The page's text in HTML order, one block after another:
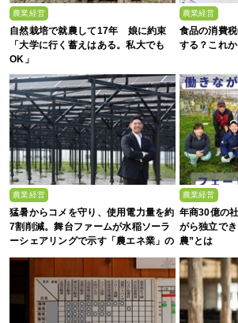
農業経営
自然栽培で就農して17年 娘に約束
「大学に行く蓄えはある。私大でも
OK」
農業経営
食品の消費
する？これ
農業経営
猛暑からコメを守り、使用電力量を約
7割削減。舞台ファームが水稲ソーラ
ーシェアリングで示す「農エネ業」の
農業経営
年商30億の
がら独立で
農”とは